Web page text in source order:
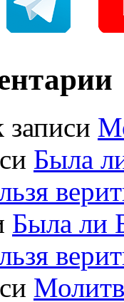
записи
Была
Была ли